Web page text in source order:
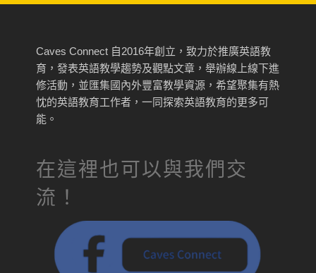
Caves Connect 自2016年創立，致力於推廣英語教
育，發表英語教學趨勢及觀點文章，舉辦線上線下進
修活動，並匯集國內外豐富教學資源，希望聚集有熱
忱的英語教育工作者，一同探索英語教育的更多可
能。
在這裡也可以與我們交
流！